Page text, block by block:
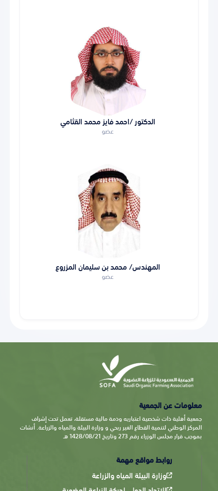
الدكتور /احمد فايز محمد القثامي
عضو
المهندس/ محمد بن سليمان المزروع
عضو
معلومات عن الجمعية
جمعية أهلية ذات شخصية اعتباريه وذمة مالية مستقلة، تعمل تحت إشراف
المركز الوطني لتنمية القطاع الغير ربحي و وزارة البيئة والمياه والزراعة. أنشات
بموجب قرار مجلس الوزراء رقم 273 وتاريخ 1428/08/21 هـ
روابط مواقع مهمة
وزارة البيئة المياه والزراعة